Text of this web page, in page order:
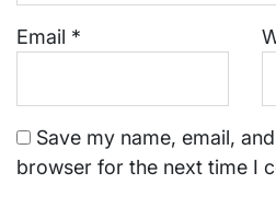
Email *
Save my name, email,
browser for the next time I